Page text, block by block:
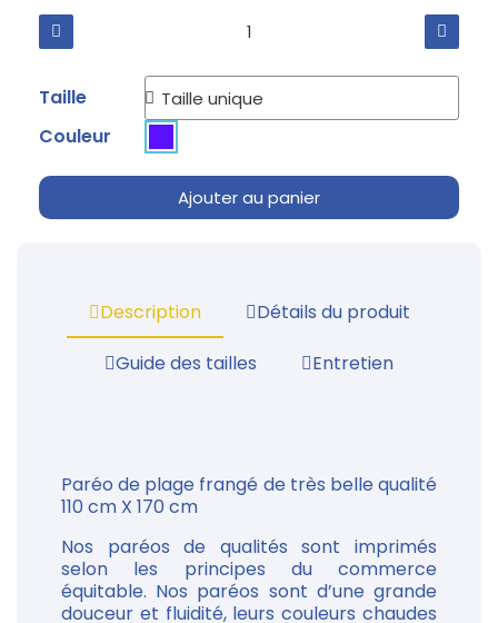
Taille
Couleur
Ajouter au panier
Description
Détails du produit
Guide des tailles
Entretien
Paréo de plage frangé de très belle qualité
110 cm X 170 cm
Nos paréos de qualités sont imprimés
selon les principes du commerce
équitable. Nos paréos sont d’une grande
douceur et fluidité, leurs couleurs chaudes